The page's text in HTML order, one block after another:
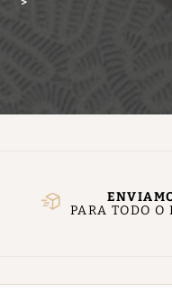
PARA TODO O